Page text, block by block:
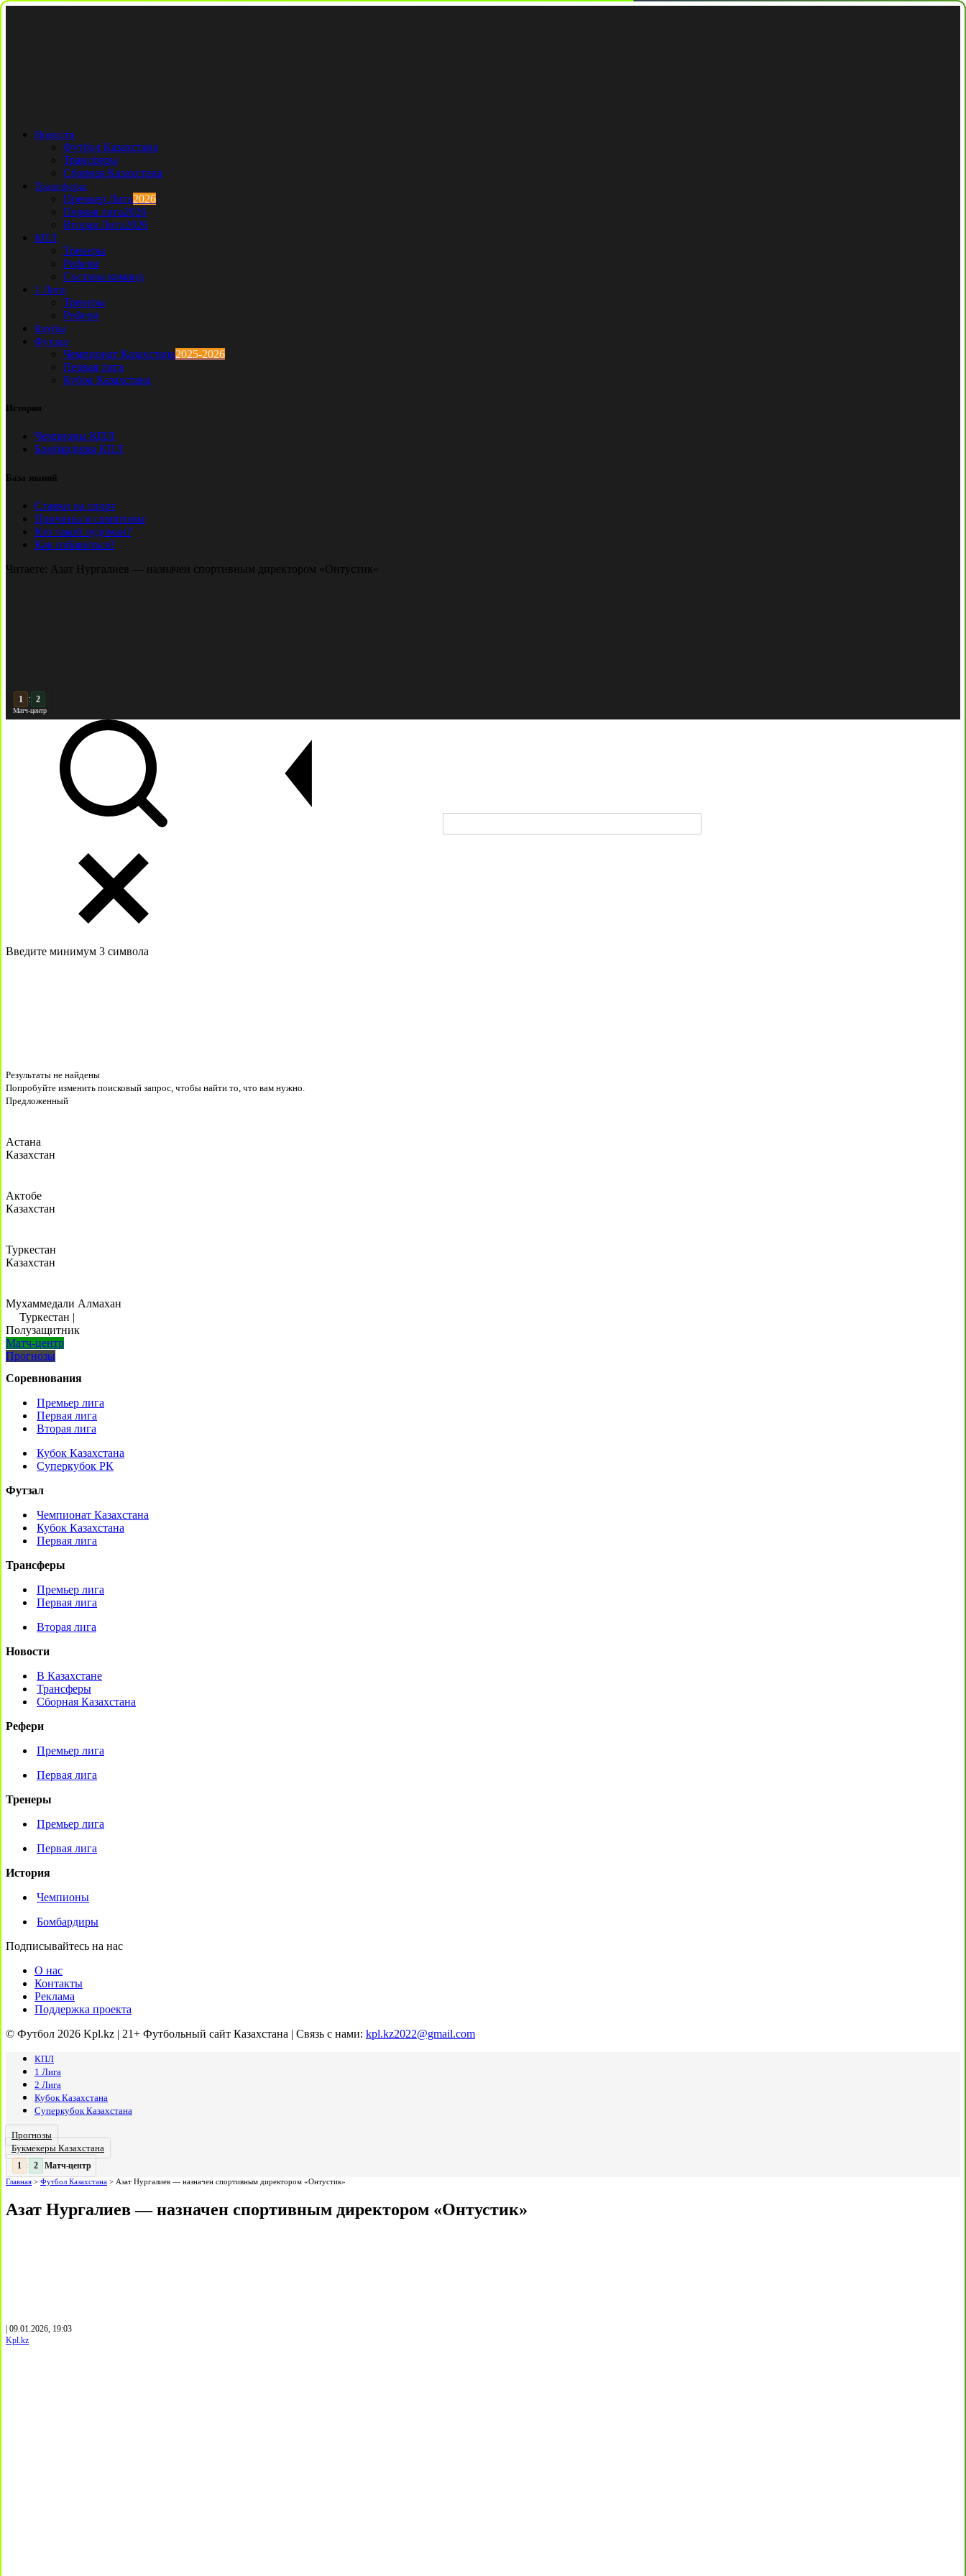
Новости
Футбол Казахстана
Трансферы
Сборная Казахстана
Трансферы
Премьер Лига2026
Первая лига2026
Вторая Лига2026
КПЛ
Тренеры
Рефери
Составы команд
1 Лига
Тренеры
Рефери
Клубы
Футзал
Чемпионат Казахстана2025-2026
Первая лига
Кубок Казахстана
История
Чемпионы КПЛ
Бомбардиры КПЛ
База знаний
Ставки на спорт
Причины и симптомы
Кто такой лудоман?
Как избавиться?
Читаете: Азат Нургалиев — назначен спортивным директором «Онтустик»
2 : 2
Матч-центр
Введите минимум 3 символа
Результаты не найдены
Попробуйте изменить поисковый запрос, чтобы найти то, что вам нужно.
Предложенный
Астана
Казахстан
Актобе
Казахстан
Туркестан
Казахстан
Мухаммедали Алмахан
Туркестан |
Полузащитник
Матч-центр
Прогнозы
Соревнования
Премьер лига
Первая лига
Вторая лига
Кубок Казахстана
Суперкубок РК
Футзал
Чемпионат Казахстана
Кубок Казахстана
Первая лига
Трансферы
Премьер лига
Первая лига
Вторая лига
Новости
В Казахстане
Трансферы
Сборная Казахстана
Рефери
Премьер лига
Первая лига
Тренеры
Премьер лига
Первая лига
История
Чемпионы
Бомбардиры
Подписывайтесь на нас
О нас
Контакты
Реклама
Поддержка проекта
© Футбол 2026 Kpl.kz | 21+ Футбольный сайт Казахстана | Связь с нами: kpl.kz2022@gmail.com
КПЛ
1 Лига
2 Лига
Кубок Казахстана
Суперкубок Казахстана
Прогнозы
Букмекеры Казахстана
2 : 2 Матч-центр
Главная > Футбол Казахстана > Азат Нургалиев — назначен спортивным директором «Онтустик»
Азат Нургалиев — назначен спортивным директором «Онтустик»
| 09.01.2026, 19:03
Kpl.kz